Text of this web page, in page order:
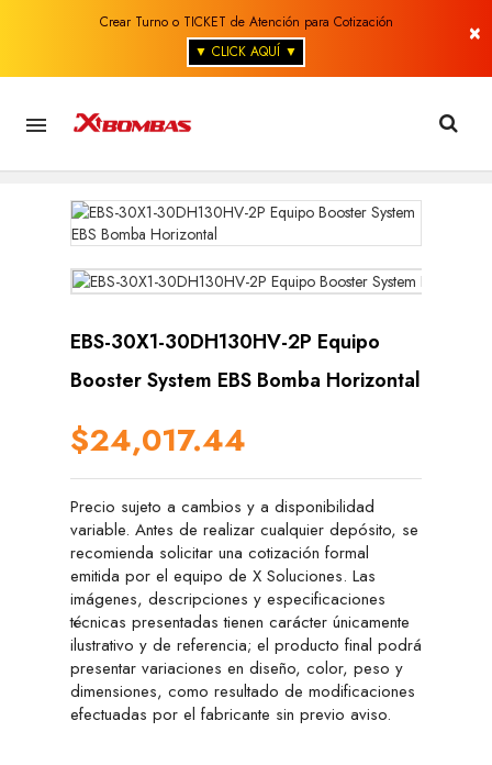
×
Crear Turno o TICKET de Atención para Cotización
▼ CLICK AQUÍ ▼

EBS-30X1-30DH130HV-2P Equipo
Booster System EBS Bomba Horizontal
$24,017.44
Precio sujeto a cambios y a disponibilidad
variable. Antes de realizar cualquier depósito, se
recomienda solicitar una cotización formal
emitida por el equipo de X Soluciones. Las
imágenes, descripciones y especificaciones
técnicas presentadas tienen carácter únicamente
ilustrativo y de referencia; el producto final podrá
presentar variaciones en diseño, color, peso y
dimensiones, como resultado de modificaciones
efectuadas por el fabricante sin previo aviso.